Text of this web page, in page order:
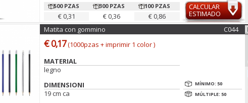
500 PZAS
€ 0,31
300 PZAS
€ 0,36
100 PZAS
€ 0,86
CALCULAR
ESTIMADO
Matita con gommino C044
€ 0,17(1000pzas + imprimir 1 color )
MATERIAL
legno
DIMENSIONI
19 cm ca
MÍNIMO: 50
MÚLTIPLE: 50